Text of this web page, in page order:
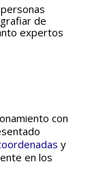
de
expertos
con